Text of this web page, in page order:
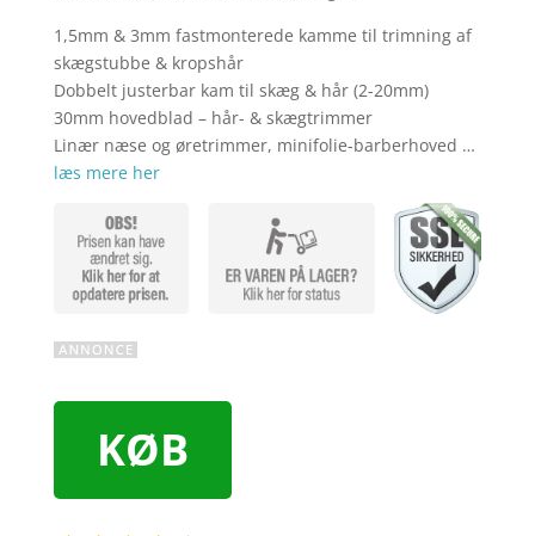
1,5mm & 3mm fastmonterede kamme til trimning af
skægstubbe & kropshår
Dobbelt justerbar kam til skæg & hår (2-20mm)
30mm hovedblad – hår- & skægtrimmer
Linær næse og øretrimmer, minifolie-barberhoved …
læs mere her
KØB